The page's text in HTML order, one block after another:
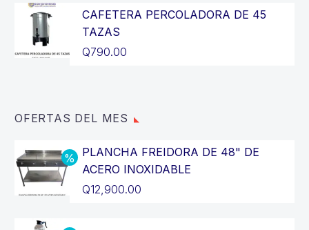
CAFETERA PERCOLADORA DE 45
TAZAS
Q790.00
OFERTAS DEL MES
PLANCHA FREIDORA DE 48" DE
ACERO INOXIDABLE
El
Q12,900.00